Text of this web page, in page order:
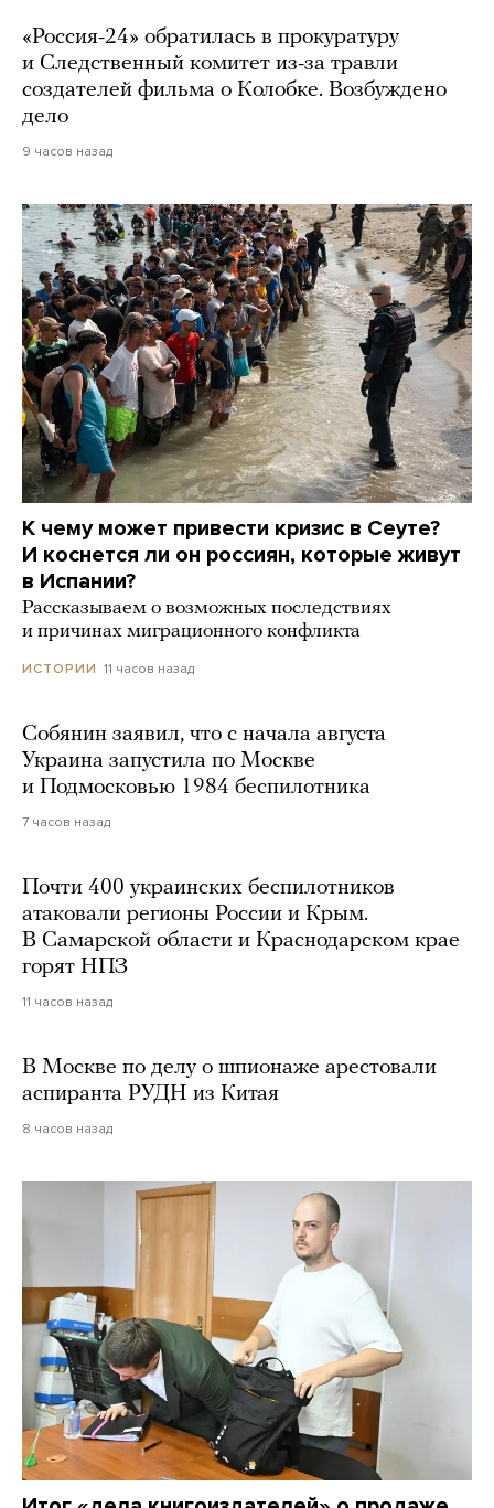
«Россия-24» обратилась в прокуратуру
и Следственный комитет из-за травли
создателей фильма о Колобке. Возбуждено
дело
9 часов назад
К чему может привести кризис в Сеуте?
И коснется ли он россиян, которые живут
в Испании?
Рассказываем о возможных последствиях
и причинах миграционного конфликта
ИСТОРИИ 11 часов назад
Собянин заявил, что с начала августа
Украина запустила по Москве
и Подмосковью 1984 беспилотника
7 часов назад
Почти 400 украинских беспилотников
атаковали регионы России и Крым.
В Самарской области и Краснодарском крае
горят НПЗ
11 часов назад
В Москве по делу о шпионаже арестовали
аспиранта РУДН из Китая
8 часов назад